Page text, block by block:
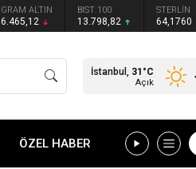
GRAM ALTIN
6.465,12
BIST 100
13.798,82
STERLİN
64,1760
İstanbul, 31 °C
Açık
ÖZEL HABER